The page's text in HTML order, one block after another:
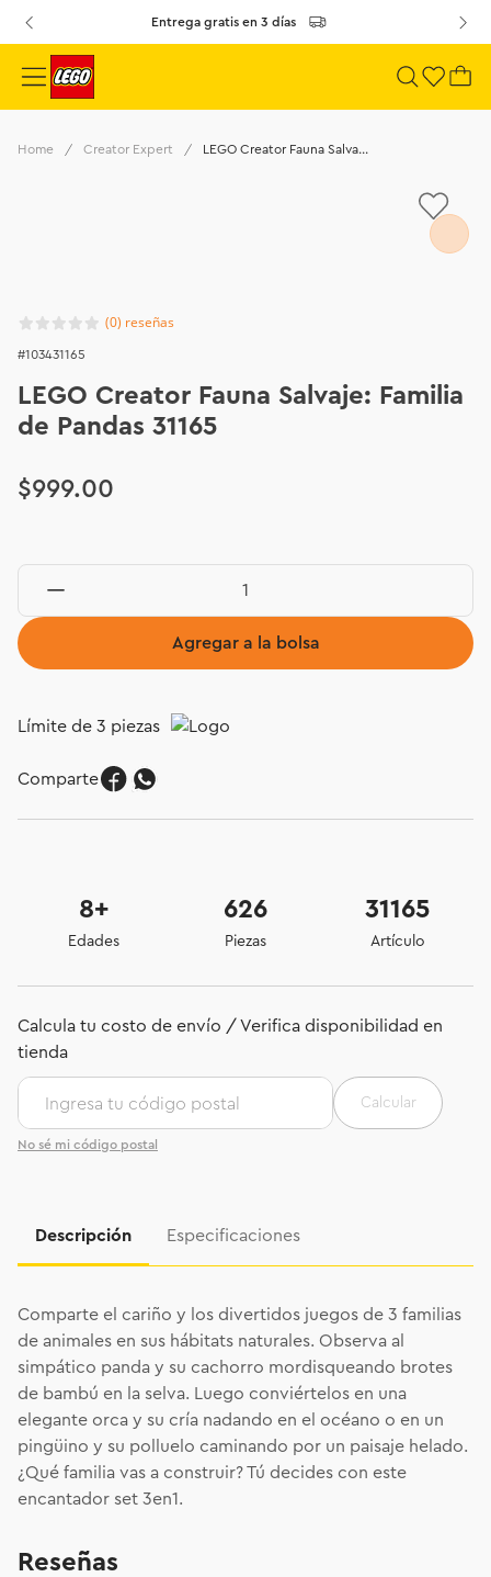
Entrega gratis en 3 días
Creator Expert LEGO Creator Fauna Salvaje: Familia de Pandas 31165
(0)
103431165
LEGO Creator Fauna Salvaje: Familia
de Pandas 31165
$999.00
Agregar a la bolsa
Límite de 3 piezas
Comparte
8+
Edades
626
Piezas
31165
Artículo
No sé mi código postal
Calcular
Descripción Especificaciones
Comparte el cariño y los divertidos juegos de 3 familias
de animales en sus hábitats naturales. Observa al
simpático panda y su cachorro mordisqueando brotes
de bambú en la selva. Luego conviértelos en una
elegante orca y su cría nadando en el océano o en un
pingüino y su polluelo caminando por un paisaje helado.
¿Qué familia vas a construir? Tú decides con este
encantador set 3en1.
Reseñas